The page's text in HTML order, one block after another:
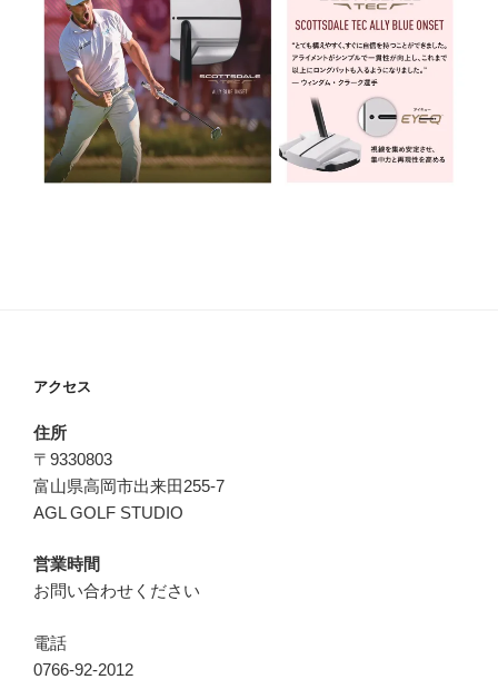
アクセス
住所
〒9330803
富山県高岡市出来田255-7
AGL GOLF STUDIO
営業時間
お問い合わせください
電話
0766-92-2012